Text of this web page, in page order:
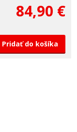
84,90 €
Pridať do košíka